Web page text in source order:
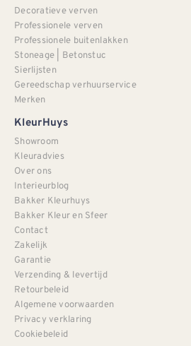
Decoratieve verven
Professionele verven
Professionele buitenlakken
Stoneage | Betonstuc
Sierlijsten
Gereedschap verhuurservice
Merken
KleurHuys
Showroom
Kleuradvies
Over ons
Interieurblog
Bakker Kleurhuys
Bakker Kleur en Sfeer
Contact
Zakelijk
Garantie
Verzending & levertijd
Retourbeleid
Algemene voorwaarden
Privacy verklaring
Cookiebeleid